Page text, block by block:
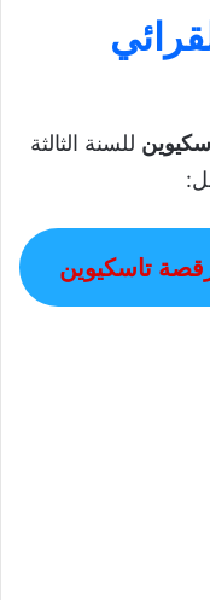
للسنة الثالثة
تاسكيوين